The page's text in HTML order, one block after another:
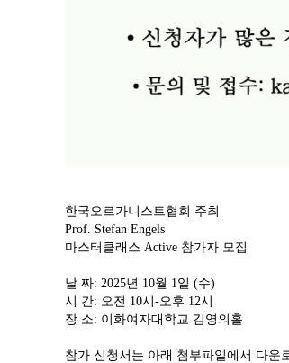
한국오르가니스트협회 주최
Prof. Stefan Engels
마스터클래스 Active 참가자 모집
날 짜: 2025년 10월 1일 (수)
시 간: 오전 10시-오후 12시
장 소: 이화여자대학교 김영의홀
참가 신청서는 아래 첨부파일에서 다운